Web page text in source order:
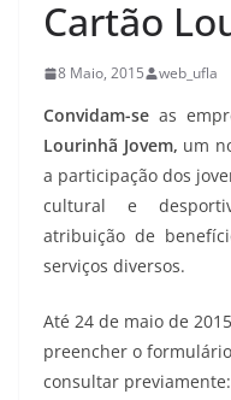
Cartão
8 Maio, 2015 web_ufla
Convidam-se as
Lourinhã Jovem, um
a participação dos
cultural e
atribuição de
serviços diversos.
Até 24 de maio de
preencher o
consultar previamente: